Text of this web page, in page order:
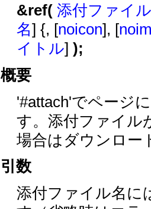
&ref( 添付ファイ
名] {, [noicon], [
イトル]);
概要
'#attach'でページ
す。添付ファイル
場合はダウンロー
引数
添付ファイル名に